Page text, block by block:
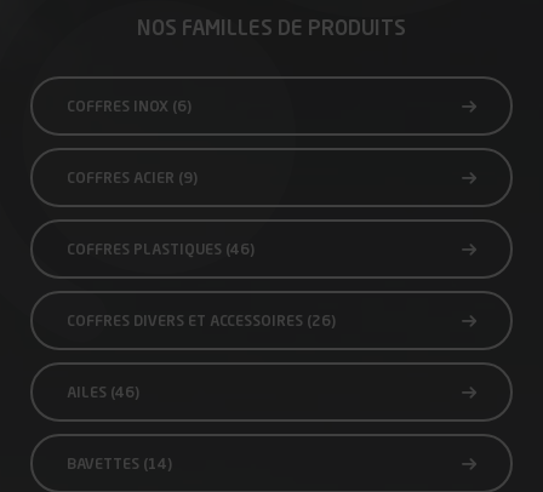
NOS FAMILLES DE PRODUITS
COFFRES INOX (6)
COFFRES ACIER (9)
COFFRES PLASTIQUES (46)
COFFRES DIVERS ET ACCESSOIRES (26)
AILES (46)
BAVETTES (14)